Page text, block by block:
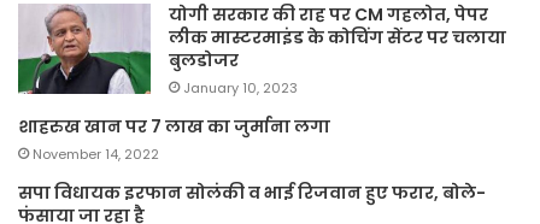
योगी सरकार की राह पर CM गहलोत, पेपर
लीक मास्टरमाइंड के कोचिंग सेंटर पर चलाया
बुलडोजर
January 10, 2023
शाहरुख खान पर 7 लाख का जुर्माना लगा
November 14, 2022
सपा विधायक इरफान सोलंकी व भाई रिजवान हुए फरार, बोले-
फंसाया जा रहा है